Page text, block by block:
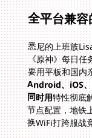
全平台兼
悉尼的上班族
《原神》每日任
要用平板和国内
同时用特性彻底
节点配置
换WiFi打跨服战